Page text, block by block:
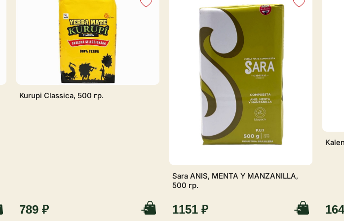
Kurupi Classica, 500 гр.
789 ₽
Sara ANIS, MENTA Y MANZANILLA,
500 гр.
1151 ₽